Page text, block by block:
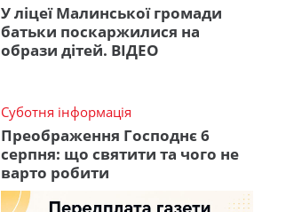
У ліцеї Малинської громади
батьки поскаржилися на
образи дітей. ВІДЕО
Суботня інформація
Преображення Господнє 6
серпня: що святити та чого не
варто робити